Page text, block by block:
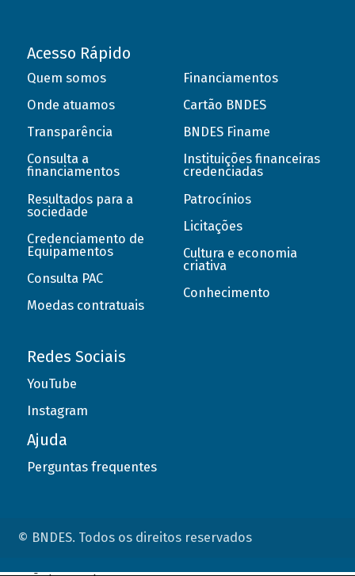
Acesso Rápido
Quem somos
Onde atuamos
Transparência
Consulta a
financiamentos
Resultados para a
sociedade
Credenciamento de
Equipamentos
Consulta PAC
Moedas contratuais
Financiamentos
Cartão BNDES
BNDES Finame
Instituições financeiras
credenciadas
Patrocínios
Licitações
Cultura e economia
criativa
Conhecimento
Redes Sociais
YouTube
Instagram
Ajuda
Perguntas frequentes
© BNDES. Todos os direitos reservados